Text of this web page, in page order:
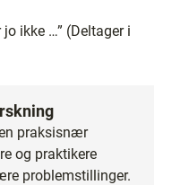
ikke …” (Deltager i
praksisnær
og praktikere
problemstillinger.